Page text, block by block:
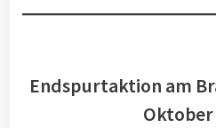
Endspurtaktion am
Oktober